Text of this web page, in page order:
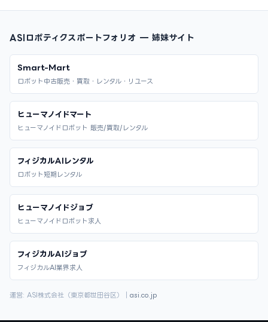
ASIロボティクスポートフォリオ — 姉妹サイト
Smart-Mart
ロボット中古販売・買取・レンタル・リユース
ヒューマノイドマート
ヒューマノイドロボット 販売/買取/レンタル
フィジカルAIレンタル
ロボット短期レンタル
ヒューマノイドジョブ
ヒューマノイドロボット求人
フィジカルAIジョブ
フィジカルAI業界求人
運営: ASI株式会社（東京都世田谷区）｜ asi.co.jp